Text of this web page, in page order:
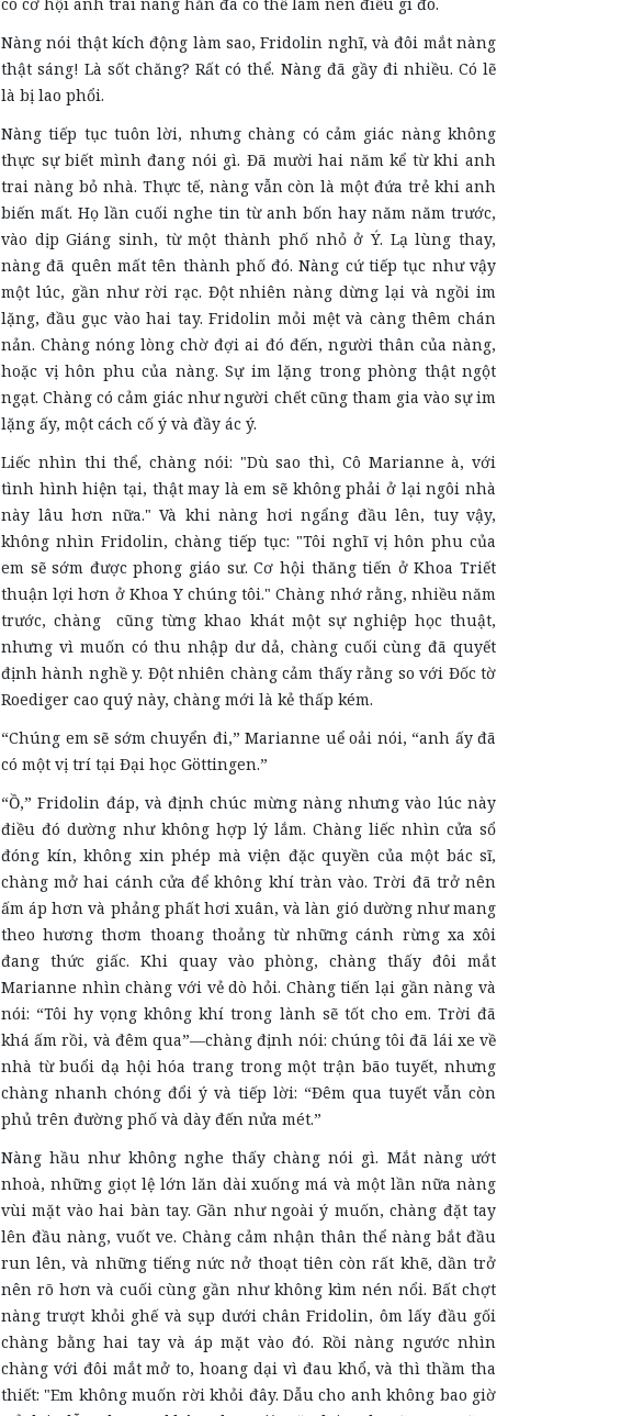
Nàng nói thật kích động làm sao, Fridolin nghĩ, và đôi mắt nàng
thật sáng! Là sốt chăng? Rất có thể. Nàng đã gầy đi nhiều. Có lẽ
là bị lao phổi.
Nàng tiếp tục tuôn lời, nhưng chàng có cảm giác nàng không
thực sự biết mình đang nói gì. Đã mười hai năm kể từ khi anh
trai nàng bỏ nhà. Thực tế, nàng vẫn còn là một đứa trẻ khi anh
biến mất. Họ lần cuối nghe tin từ anh bốn hay năm năm trước,
vào dịp Giáng sinh, từ một thành phố nhỏ ở Ý. Lạ lùng thay,
nàng đã quên mất tên thành phố đó. Nàng cứ tiếp tục như vậy
một lúc, gần như rời rạc. Đột nhiên nàng dừng lại và ngồi im
lặng, đầu gục vào hai tay. Fridolin mỏi mệt và càng thêm chán
nản. Chàng nóng lòng chờ đợi ai đó đến, người thân của nàng,
hoặc vị hôn phu của nàng. Sự im lặng trong phòng thật ngột
ngạt. Chàng có cảm giác như người chết cũng tham gia vào sự im
lặng ấy, một cách cố ý và đầy ác ý.
Liếc nhìn thi thể, chàng nói: "Dù sao thì, Cô Marianne à, với
tình hình hiện tại, thật may là em sẽ không phải ở lại ngôi nhà
này lâu hơn nữa." Và khi nàng hơi ngẩng đầu lên, tuy vậy,
không nhìn Fridolin, chàng tiếp tục: "Tôi nghĩ vị hôn phu của
em sẽ sớm được phong giáo sư. Cơ hội thăng tiến ở Khoa Triết
thuận lợi hơn ở Khoa Y chúng tôi." Chàng nhớ rằng, nhiều năm
trước, chàng cũng từng khao khát một sự nghiệp học thuật,
nhưng vì muốn có thu nhập dư dả, chàng cuối cùng đã quyết
định hành nghề y. Đột nhiên chàng cảm thấy rằng so với Đốc tờ
Roediger cao quý này, chàng mới là kẻ thấp kém.
“Chúng em sẽ sớm chuyển đi,” Marianne uể oải nói, “anh ấy đã
có một vị trí tại Đại học Göttingen.”
“Ồ,” Fridolin đáp, và định chúc mừng nàng nhưng vào lúc này
điều đó dường như không hợp lý lắm. Chàng liếc nhìn cửa sổ
đóng kín, không xin phép mà viện đặc quyền của một bác sĩ,
chàng mở hai cánh cửa để không khí tràn vào. Trời đã trở nên
ấm áp hơn và phảng phất hơi xuân, và làn gió dường như mang
theo hương thơm thoang thoảng từ những cánh rừng xa xôi
đang thức giấc. Khi quay vào phòng, chàng thấy đôi mắt
Marianne nhìn chàng với vẻ dò hỏi. Chàng tiến lại gần nàng và
nói: “Tôi hy vọng không khí trong lành sẽ tốt cho em. Trời đã
khá ấm rồi, và đêm qua”—chàng định nói: chúng tôi đã lái xe về
nhà từ buổi dạ hội hóa trang trong một trận bão tuyết, nhưng
chàng nhanh chóng đổi ý và tiếp lời: “Đêm qua tuyết vẫn còn
phủ trên đường phố và dày đến nửa mét.”
Nàng hầu như không nghe thấy chàng nói gì. Mắt nàng ướt
nhoà, những giọt lệ lớn lăn dài xuống má và một lần nữa nàng
vùi mặt vào hai bàn tay. Gần như ngoài ý muốn, chàng đặt tay
lên đầu nàng, vuốt ve. Chàng cảm nhận thân thể nàng bắt đầu
run lên, và những tiếng nức nở thoạt tiên còn rất khẽ, dần trở
nên rõ hơn và cuối cùng gần như không kìm nén nổi. Bất chợt
nàng trượt khỏi ghế và sụp dưới chân Fridolin, ôm lấy đầu gối
chàng bằng hai tay và áp mặt vào đó. Rồi nàng ngước nhìn
chàng với đôi mắt mở to, hoang dại vì đau khổ, và thì thầm tha
thiết: "Em không muốn rời khỏi đây. Dẫu cho anh không bao giờ